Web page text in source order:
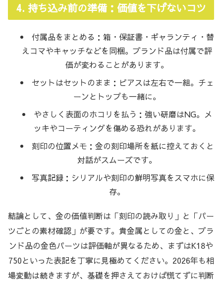
4. 持ち込み前の準備：価値を下げないコツ
付属品をまとめる：箱・保証書・ギャランティ・替
えコマやキャッチなどを同梱。ブランド品は付属で評
価が変わることがあります。
セットはセットのまま：ピアスは左右で一組。チェ
ーンとトップも一緒に。
やさしく表面のホコリを払う：強い研磨はNG。メ
ッキやコーティングを傷める恐れがあります。
刻印の位置メモ：金の刻印場所を紙に控えておくと
対話がスムーズです。
写真記録：シリアルや刻印の鮮明写真をスマホに保
存。
結論として、金の価値判断は「刻印の読み取り」と「パー
ツごとの素材確認」が要です。貴金属としての金と、ブラ
ンド品の金色パーツは評価軸が異なるため、まずはK18や
750といった表記を丁寧に見極めてください。2026年も相
場変動は続きますが、基礎を押さえておけば慌てずに判断